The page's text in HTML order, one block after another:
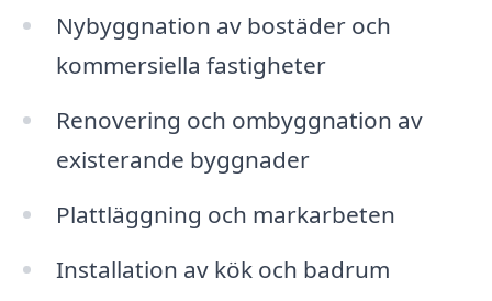
Nybyggnation av bostäder och
kommersiella fastigheter
Renovering och ombyggnation av
existerande byggnader
Plattläggning och markarbeten
Installation av kök och badrum